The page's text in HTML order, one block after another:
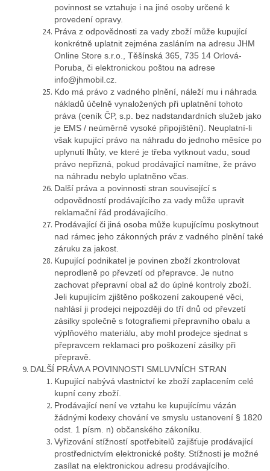
povinnost se vztahuje i na jiné osoby určené k
provedení opravy.
Práva z odpovědnosti za vady zboží může kupující
konkrétně uplatnit zejména zasláním na adresu JHM
Online Store s.r.o., Těšínská 365, 735 14 Orlová-
Poruba, či elektronickou poštou na adrese
info@jhmobil.cz.
Kdo má právo z vadného plnění, náleží mu i náhrada
nákladů účelně vynaložených při uplatnění tohoto
práva (ceník ČP, s.p. bez nadstandardních služeb jako
je EMS / neúměrně vysoké připojištění). Neuplatní-li
však kupující právo na náhradu do jednoho měsíce po
uplynutí lhůty, ve které je třeba vytknout vadu, soud
právo nepřizná, pokud prodávající namítne, že právo
na náhradu nebylo uplatněno včas.
Další práva a povinnosti stran související s
odpovědností prodávajícího za vady může upravit
reklamační řád prodávajícího.
Prodávající či jiná osoba může kupujícímu poskytnout
nad rámec jeho zákonných práv z vadného plnění také
záruku za jakost.
Kupující podnikatel je povinen zboží zkontrolovat
neprodleně po převzetí od přepravce. Je nutno
zachovat přepravní obal až do úplné kontroly zboží.
Jeli kupujícím zjištěno poškození zakoupené věci,
nahlásí ji prodejci nejpozději do tří dnů od převzetí
zásilky společně s fotografiemi přepravního obalu a
výplňového materiálu, aby mohl prodejce sjednat s
přepravcem reklamaci pro poškození zásilky při
přepravě.
DALŠÍ PRÁVA A POVINNOSTI SMLUVNÍCH STRAN
Kupující nabývá vlastnictví ke zboží zaplacením celé
kupní ceny zboží.
Prodávající není ve vztahu ke kupujícímu vázán
žádnými kodexy chování ve smyslu ustanovení § 1820
odst. 1 písm. n) občanského zákoníku.
Vyřizování stížností spotřebitelů zajišťuje prodávající
prostřednictvím elektronické pošty. Stížnosti je možné
zasílat na elektronickou adresu prodávajícího.